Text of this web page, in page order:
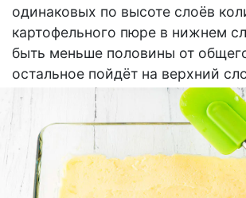
одинаковых по высоте слоёв
картофельного пюре в нижнем
быть меньше половины от
остальное пойдёт на верхний